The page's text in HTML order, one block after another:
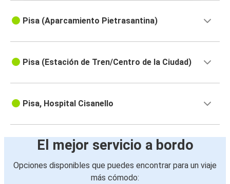
Pisa (Aparcamiento Pietrasantina)
Pisa (Estación de Tren/Centro de la Ciudad)
Pisa, Hospital Cisanello
El mejor servicio a bordo
Opciones disponibles que puedes encontrar para un viaje
más cómodo: